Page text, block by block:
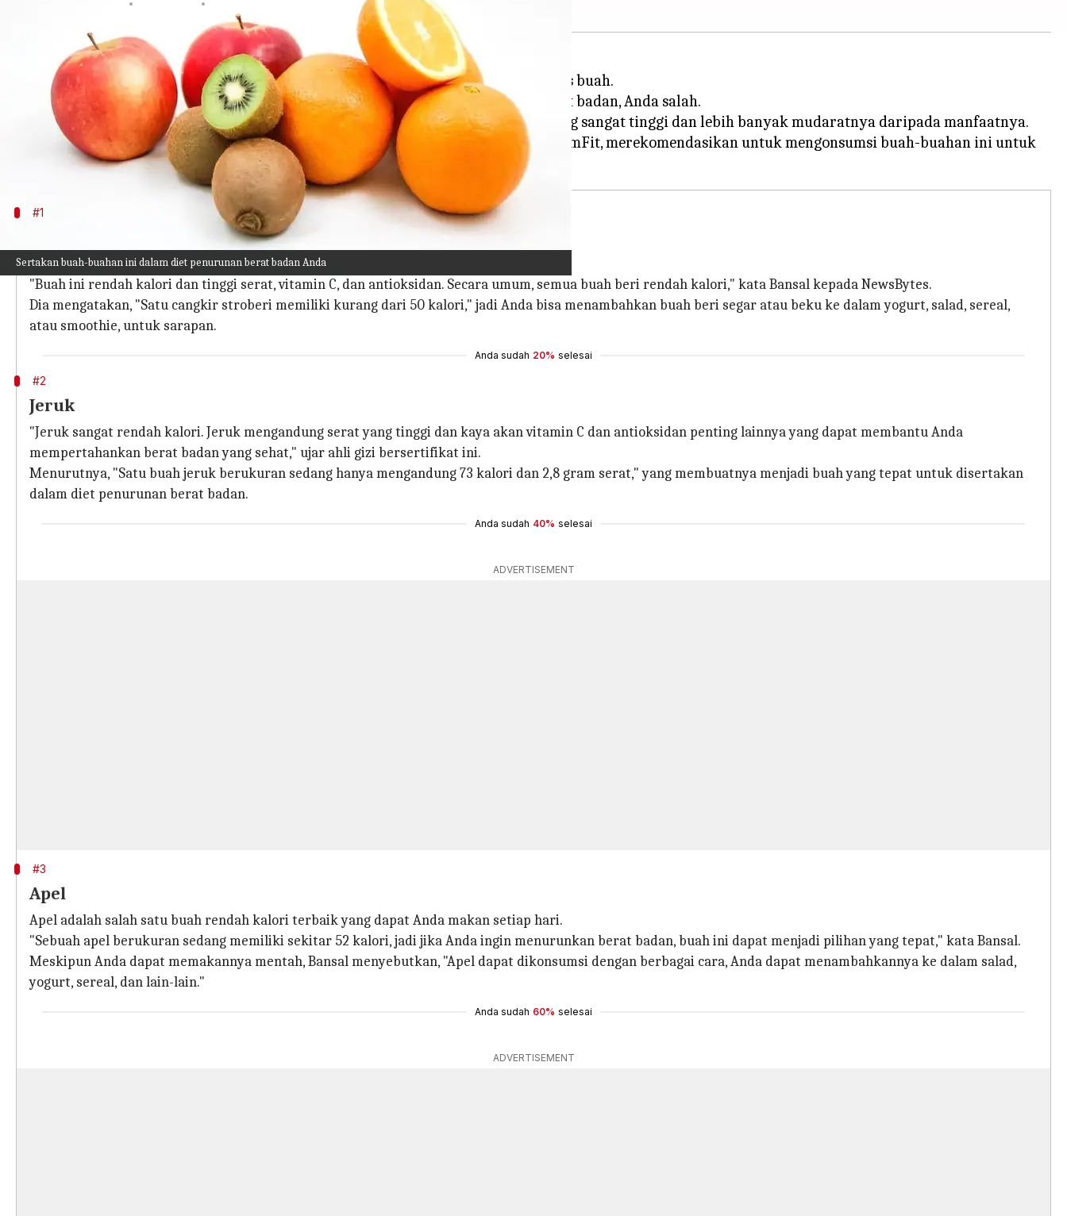
Sertakan buah-buahan ini dalam diet penurunan berat badan Anda
Apa ceritanya
Dalam hal penurunan berat badan, orang-orang sering kali beralih ke diet berbasis buah.
Namun, jika Anda mengira bahwa semua buah dapat membantu menurunkan berat badan, Anda salah.
Para ahli kesehatan percaya bahwa buah-buahan tertentu mengandung kalori yang sangat tinggi dan lebih banyak mudaratnya daripada manfaatnya.
Aakash Bansal, seorang ahli gizi bersertifikat, pendiri, dan pakar kebugaran di FormFit, merekomendasikan untuk mengonsumsi buah-buahan ini untuk
#1
Buah beri adalah salah satu makanan tersehat yang bisa Anda makan.
"Buah ini rendah kalori dan tinggi serat, vitamin C, dan antioksidan. Secara umum, semua buah beri rendah kalori," kata Bansal kepada NewsBytes.
Dia mengatakan, "Satu cangkir stroberi memiliki kurang dari 50 kalori," jadi Anda bisa menambahkan buah beri segar atau beku ke dalam yogurt, salad, sereal,
atau smoothie, untuk sarapan.
Anda sudah 20% selesai
#2
Jeruk
"Jeruk sangat rendah kalori. Jeruk mengandung serat yang tinggi dan kaya akan vitamin C dan antioksidan penting lainnya yang dapat membantu Anda
mempertahankan berat badan yang sehat," ujar ahli gizi bersertifikat ini.
Menurutnya, "Satu buah jeruk berukuran sedang hanya mengandung 73 kalori dan 2,8 gram serat," yang membuatnya menjadi buah yang tepat untuk disertakan
dalam diet penurunan berat badan.
Anda sudah 40% selesai
ADVERTISEMENT
#3
Apel
Apel adalah salah satu buah rendah kalori terbaik yang dapat Anda makan setiap hari.
"Sebuah apel berukuran sedang memiliki sekitar 52 kalori, jadi jika Anda ingin menurunkan berat badan, buah ini dapat menjadi pilihan yang tepat," kata Bansal.
Meskipun Anda dapat memakannya mentah, Bansal menyebutkan, "Apel dapat dikonsumsi dengan berbagai cara, Anda dapat menambahkannya ke dalam salad,
yogurt, sereal, dan lain-lain."
Anda sudah 60% selesai
ADVERTISEMENT